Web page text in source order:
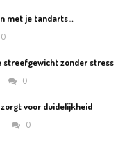
met je tandarts…
0
streefgewicht zonder stress
0
voor duidelijkheid
0